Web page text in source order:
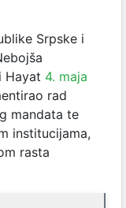
Srpske i
Hayat 4. maja
rad
mandata te
institucijama,
rasta